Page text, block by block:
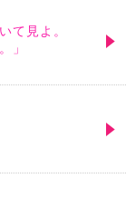
て見よ。
」